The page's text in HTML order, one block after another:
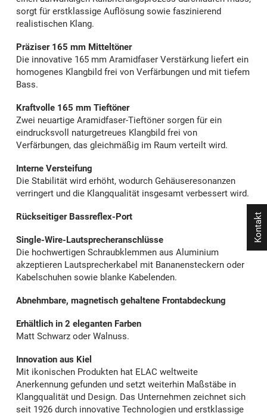
sorgt für erstklassige Auflösung sowie faszinierend
realistischen Klang.
Präziser 165 mm Mitteltöner
Die innovative 165 mm Aramidfaser Verstärkung liefert ein
homogenes Klangbild frei von Verfärbungen und mit tiefem
Bass.
Kraftvolle 165 mm Tieftöner
Zwei neuartige Aramidfaser-Tieftöner sorgen für ein
eindrucksvoll naturgetreues Klangbild frei von
Verfärbungen, das gleichmäßig im Raum verteilt wird.
Interne Versteifung
Die Stabilität wird erhöht, wodurch Gehäuseresonanzen
verringert und die Klangqualität insgesamt verbessert wird.
Rückseitiger Bassreflex-Port
Single-Wire-Lautsprecheranschlüsse
Die hochwertigen Schraubklemmen aus Aluminium
akzeptieren Lautsprecherkabel mit Bananensteckern oder
Kabelschuhen sowie blanke Kabelenden.
Abnehmbare, magnetisch gehaltene Frontabdeckung
Erhältlich in 2 eleganten Farben
Matt Schwarz oder Walnuss.
Innovation aus Kiel
Mit ikonischen Produkten hat ELAC weltweite
Anerkennung gefunden und setzt weiterhin Maßstäbe in
Klangqualität und Design. Das Unternehmen zeichnet sich
seit 1926 durch innovative Technologien und erstklassige
Kontakt